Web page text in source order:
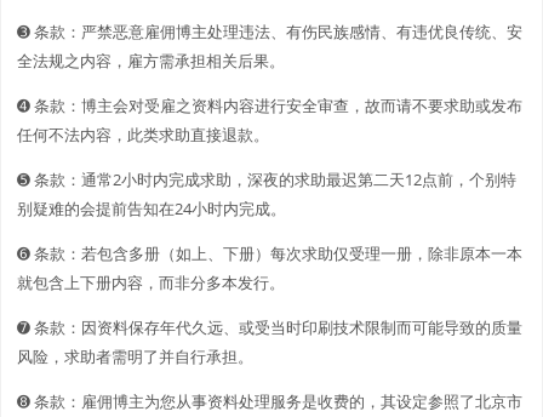
➌ 条款：严禁恶意雇佣博主处理违法、有伤民族感情、有违优良传统、安
全法规之内容，雇方需承担相关后果。
➍ 条款：博主会对受雇之资料内容进行安全审查，故而请不要求助或发布
任何不法内容，此类求助直接退款。
➎ 条款：通常2小时内完成求助，深夜的求助最迟第二天12点前，个别特
别疑难的会提前告知在24小时内完成。
➏ 条款：若包含多册（如上、下册）每次求助仅受理一册，除非原本一本
就包含上下册内容，而非分多本发行。
➐ 条款：因资料保存年代久远、或受当时印刷技术限制而可能导致的质量
风险，求助者需明了并自行承担。
➑ 条款：雇佣博主为您从事资料处理服务是收费的，其设定参照了北京市